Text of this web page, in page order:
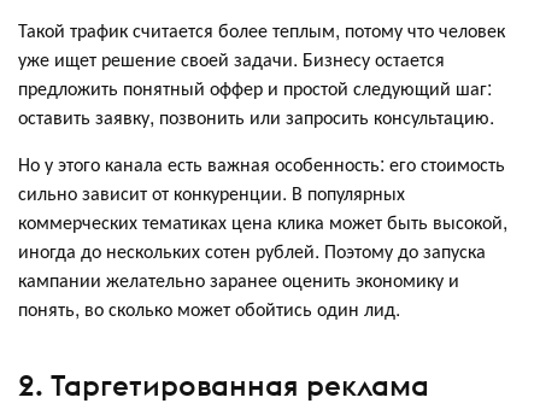
Такой трафик считается более теплым, потому что человек
уже ищет решение своей задачи. Бизнесу остается
предложить понятный оффер и простой следующий шаг:
оставить заявку, позвонить или запросить консультацию.
Но у этого канала есть важная особенность: его стоимость
сильно зависит от конкуренции. В популярных
коммерческих тематиках цена клика может быть высокой,
иногда до нескольких сотен рублей. Поэтому до запуска
кампании желательно заранее оценить экономику и
понять, во сколько может обойтись один лид.
2. Таргетированная реклама